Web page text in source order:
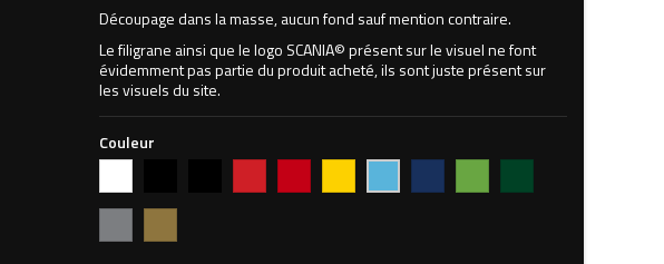
Découpage dans la masse, aucun fond sauf mention contraire.
Le filigrane ainsi que le logo SCANIA© présent sur le visuel ne font
évidemment pas partie du produit acheté, ils sont juste présent sur
les visuels du site.
Couleur
Blanc
Rouge
vif
Rouge
foncé
Jaune
Bleu
clair
foncé
Vert
pommeforêt